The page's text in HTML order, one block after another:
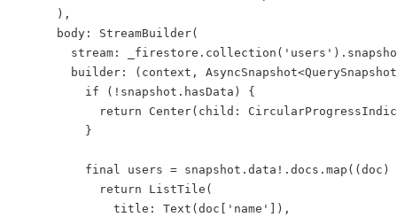
      ),
      body:
StreamBuilder(
        stream: _firestore.
collection ( 'users' ).
        builder: (context,
AsyncSnapshot<QuerySnapshot
if (!snapshot.hasData) {
return
Center(child:
          }
final users = snapshot.data!.docs. map ((doc)
return
ListTile (
              title:
Text (doc[ 'name'
]),